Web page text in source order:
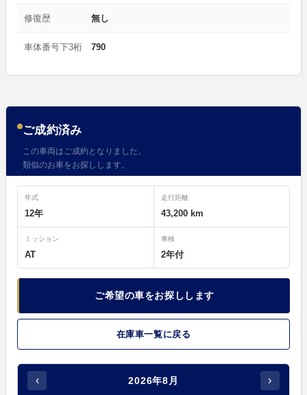
修復歴 無し
車体番号下3桁 790
ご成約済み
この車両はご成約となりました。
類似のお車をお探しします。
年式
12年
走行距離
43,200 km
ミッション
AT
車検
2年付
ご希望の車をお探しします
在庫車一覧に戻る
‹ 2026年8月 ›